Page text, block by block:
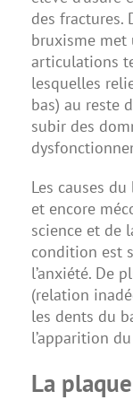
des fractures.
bruxisme met
articulations
lesquelles
bas) au reste
subir des
Les causes
et encore
science et de
condition est
l’anxiété. De
(relation
les dents du
l’apparition
La